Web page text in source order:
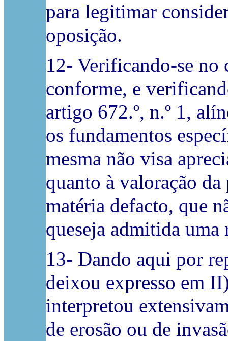
para legitimar
oposição.
12- Verificando-se no
conforme, e
artigo 672.º, n.º 1,
os fundamentos
mesma não visa
quanto à valoração da
matéria defacto, que
queseja admitida
13- Dando aqui por
deixou expresso em
interpretou
de erosão ou de